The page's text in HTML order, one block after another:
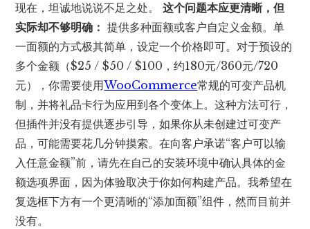
现在，坦诚地说说不足之处。这个问题本应更清晰，但
实际却不够明确： 提供多种面额或客户自定义金额。单
一面额的方式极其简单，设定一个价格即可。对于预设的
多个金额（$25 / $50 / $100，约180元/360元/720
元），你需要使用WooCommerce常规的可变产品机
制，并将礼品卡行为应用到各个变体上。这种方法可行，
但插件并没有提供逐步引导，如果你从未创建过可变产
品，可能需要花几分钟摸索。在向客户承诺“客户可以输
入任意金额”前，请先在自己的安装环境中确认具体的金
额选项界面，因为体验取决于你如何构建产品。我希望在
复选框下方有一个更清晰的“添加面额”组件，然而目前并
没有。